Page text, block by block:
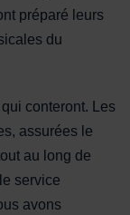
préparé leurs
du
conteront. Les
assurées le
au long de
service
avons